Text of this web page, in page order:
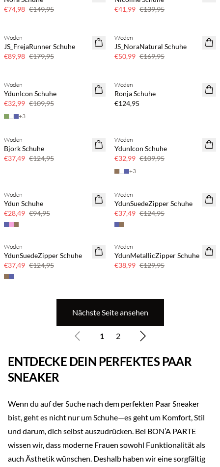
€74,98 €149,95
€41,99 €139,95
50 % Rabatt
Woden
JS_FrejaRunner Schuhe
€89,98 €179,95
70 % Rabatt
Nur noch wenige
Woden
JS_NoraNatural Schuhe
€50,99 €169,95
70 % Rabatt
Woden
YdunIcon Schuhe
€32,99 €109,95
+3
Woden
Ronja Schuhe
€124,95
70 % Rabatt
Nur noch wenige
Woden
Bjork Schuhe
€37,49 €124,95
70 % Rabatt
Woden
YdunIcon Schuhe
€32,99 €109,95
+3
70 % Rabatt
Woden
Ydun Schuhe
€28,49 €94,95
70 % Rabatt
Nur noch wenige
Woden
YdunSuedeZipper Schuhe
€37,49 €124,95
70 % Rabatt
Nur noch wenige
Woden
YdunSuedeZipper Schuhe
€37,49 €124,95
70 % Rabatt
Nur noch wenige
Woden
YdunMetallicZipper Schuhe
€38,99 €129,95
Nächste Seite ansehen
1 2
ENTDECKE DEIN PERFEKTES PAAR
SNEAKER
Wenn du auf der Suche nach dem perfekten Paar Sneaker
bist, geht es nicht nur um Schuhe—es geht um Komfort, Stil
und darum, dich selbst auszudrücken. Bei BON’A PARTE
wissen wir, dass moderne Frauen sowohl Funktionalität als
auch Ästhetik wünschen. Deshalb haben wir eine sorgfältig